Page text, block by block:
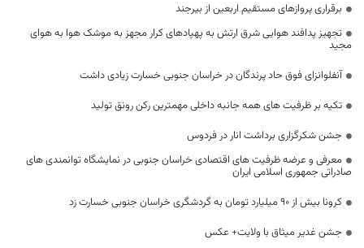
برقراری پروازهای مستقیم اربعین از بیرجند
تجهیز پدافند هوایی شرق ارتش به پهپادهای کرار مجهز به موشک هوا به هوای
مجید
آنفلوانزای فوق حاد پرندگان در خراسان جنوبی خسارت زیادی داشت
تکیه بر ظرفیت های همه جانبه داخلی مهمترین رکن رونق تولید
جشن شکرگزاری برداشت انار در فردوس
معرفی و عرضه ظرفیت های اقتصادی خراسان جنوبی در نمایشگاه توانمندی های
صادراتی جمهوری اسلامی ایران
کرونا بیش از ۹۰ میلیارد تومان به گردشگری خراسان جنوبی خسارت زد
جشن غدیر میثاق با ولایت+ عکس